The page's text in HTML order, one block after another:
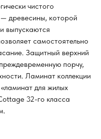
чистого
— древесины, которой
выпускаются
самостоятельно
Защитный верхний
порчу,
Ламинат коллекции
для жилых
32-го класса